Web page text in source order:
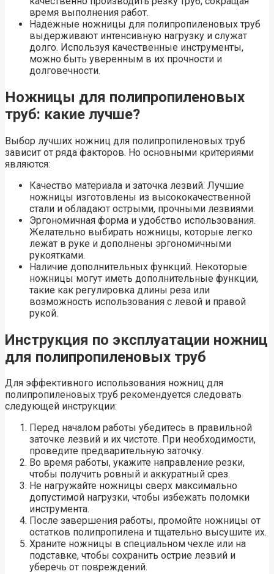
время выполнения работ.
Надежные ножницы для полипропиленовых труб
выдерживают интенсивную нагрузку и служат
долго. Используя качественные инструменты,
можно быть уверенным в их прочности и
долговечности.
Ножницы для полипропиленовых
труб: какие лучше?
Выбор лучших ножниц для полипропиленовых труб
зависит от ряда факторов. Но основными критериями
являются:
Качество материала и заточка лезвий. Лучшие
ножницы изготовлены из высококачественной
стали и обладают острыми, прочными лезвиями.
Эргономичная форма и удобство использования.
Желательно выбирать ножницы, которые легко
лежат в руке и дополнены эргономичными
рукоятками.
Наличие дополнительных функций. Некоторые
ножницы могут иметь дополнительные функции,
такие как регулировка длины реза или
возможность использования с левой и правой
рукой.
Инструкция по эксплуатации ножниц
для полипропиленовых труб
Для эффективного использования ножниц для
полипропиленовых труб рекомендуется следовать
следующей инструкции:
Перед началом работы убедитесь в правильной
заточке лезвий и их чистоте. При необходимости,
проведите предварительную заточку.
Во время работы, укажите направление резки,
чтобы получить ровный и аккуратный срез.
Не нагружайте ножницы сверх максимально
допустимой нагрузки, чтобы избежать поломки
инструмента.
После завершения работы, промойте ножницы от
остатков полипропилена и тщательно высушите их.
Храните ножницы в специальном чехле или на
подставке, чтобы сохранить острие лезвий и
уберечь от повреждений.